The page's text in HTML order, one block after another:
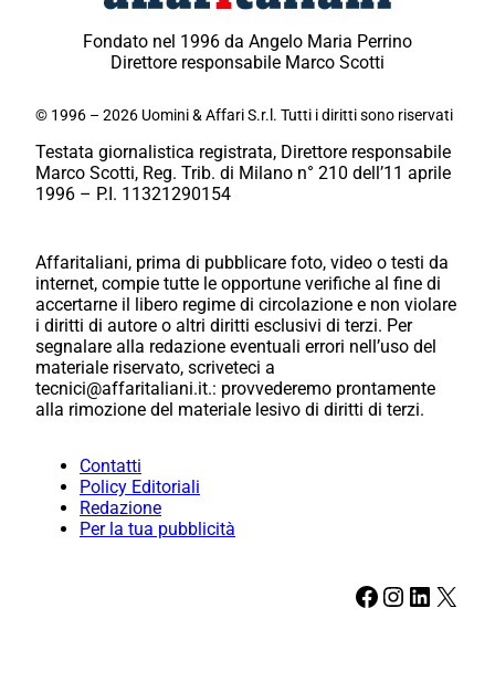
Fondato nel 1996 da Angelo Maria Perrino
Direttore responsabile Marco Scotti
© 1996 – 2026 Uomini & Affari S.r.l. Tutti i diritti sono riservati
Testata giornalistica registrata, Direttore responsabile
Marco Scotti, Reg. Trib. di Milano n° 210 dell’11 aprile
1996 – P.I. 11321290154
Affaritaliani, prima di pubblicare foto, video o testi da
internet, compie tutte le opportune verifiche al fine di
accertarne il libero regime di circolazione e non violare
i diritti di autore o altri diritti esclusivi di terzi. Per
segnalare alla redazione eventuali errori nell’uso del
materiale riservato, scriveteci a
tecnici@affaritaliani.it.: provvederemo prontamente
alla rimozione del materiale lesivo di diritti di terzi.
Contatti
Policy Editoriali
Redazione
Per la tua pubblicità
Facebook Instagram LinkedIn X